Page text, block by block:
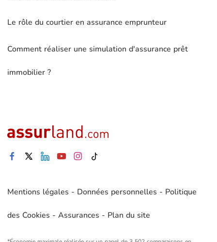
Le rôle du courtier en assurance emprunteur
Comment réaliser une simulation d'assurance prêt
immobilier ?
Mentions légales - Données personnelles - Politique
des Cookies - Assurances - Plan du site